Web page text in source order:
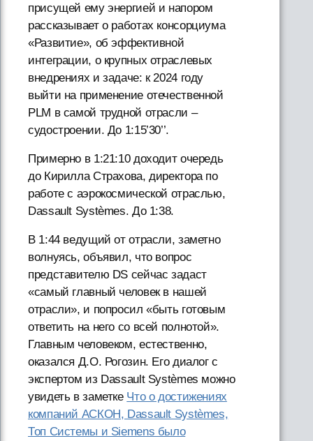
присущей ему энергией и напором
рассказывает о работах консорциума
«Развитие», об эффективной
интеграции, о крупных отраслевых
внедрениях и задаче: к 2024 году
выйти на применение отечественной
PLM в самой трудной отрасли –
судостроении. До 1:15’30’’.
Примерно в 1:21:10 доходит очередь
до Кирилла Страхова, директора по
работе с аэрокосмической отраслью,
Dassault Systèmes. До 1:38.
В 1:44 ведущий от отрасли, заметно
волнуясь, объявил, что вопрос
представителю DS сейчас задаст
«самый главный человек в нашей
отрасли», и попросил «быть готовым
ответить на него со всей полнотой».
Главным человеком, естественно,
оказался Д.О. Рогозин. Его диалог с
экспертом из Dassault Systèmes можно
увидеть в заметке Что о достижениях
компаний АСКОН, Dassault Systèmes,
Топ Системы и Siemens было